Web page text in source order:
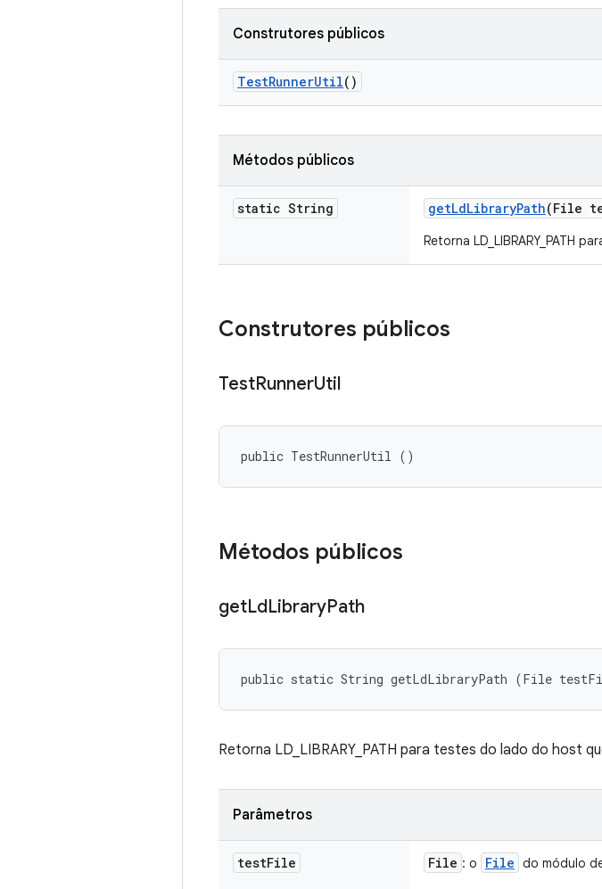
Construtores públicos
TestRunnerUtil()
Métodos públicos
static String getLdLibraryPath(File
Retorna LD_LIBRARY_PATH
Construtores públicos
TestRunnerUtil
public TestRunnerUtil ()
Métodos públicos
getLdLibraryPath
public static String getLdLibraryPath (File
Retorna LD_LIBRARY_PATH para testes do lado do host
Parâmetros
testFile File : o File do módulo